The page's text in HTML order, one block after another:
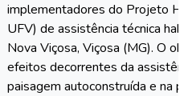
implementadores do Projeto
UFV) de assistência técnica
Nova Viçosa, Viçosa (MG). O
efeitos decorrentes da
paisagem autoconstruída e na